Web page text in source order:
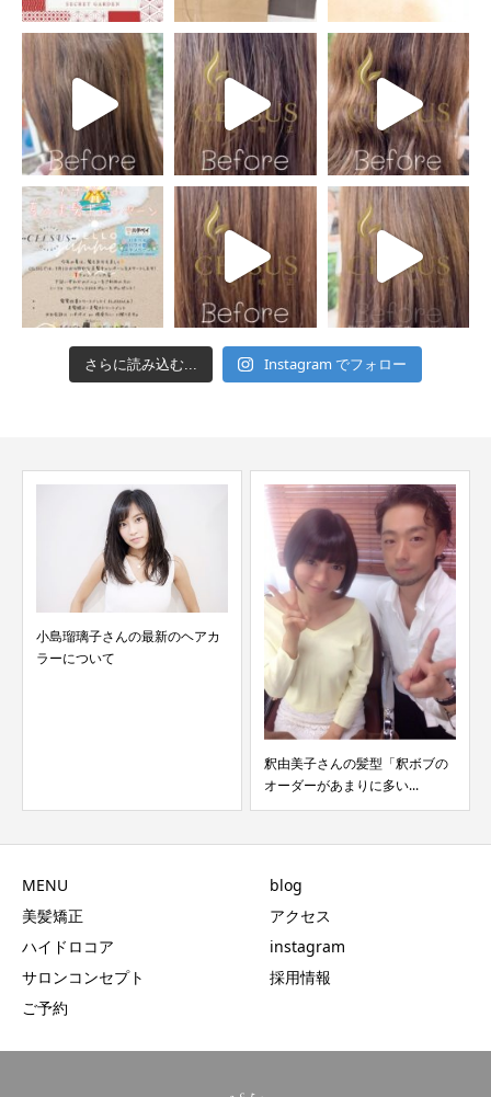
さらに読み込む... Instagram でフォロー
小島瑠璃子さんの最新のヘアカ
ラーについて
釈由美子さんの髪型「釈ボブの
オーダーがあまりに多い...
MENU
美髪矯正
ハイドロコア
サロンコンセプト
ご予約
blog
アクセス
instagram
採用情報